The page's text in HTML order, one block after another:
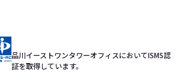
品川イーストワンタワーオフィスにおいてISMS認
証を取得しています。